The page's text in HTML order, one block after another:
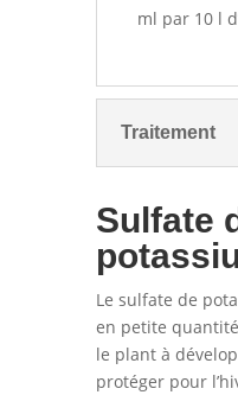
ml par 10 l
Traitement
Sulfate
Le sulfate de
en petite
le plant à
protéger pour